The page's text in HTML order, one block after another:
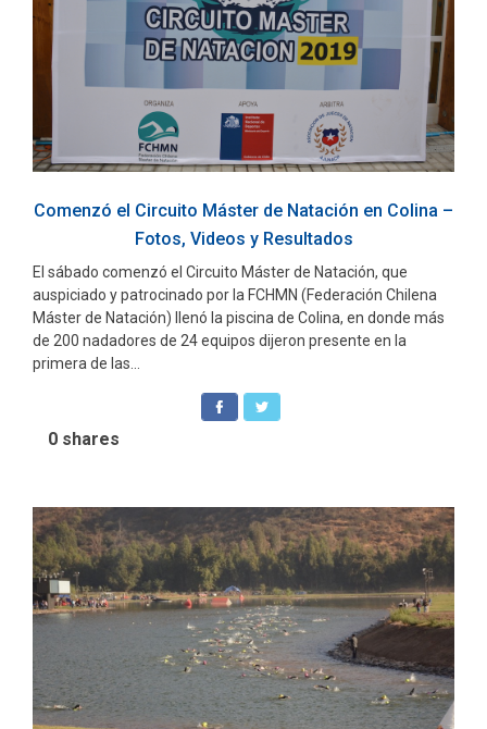
Comenzó el Circuito Máster de Natación en Colina –
Fotos, Videos y Resultados
El sábado comenzó el Circuito Máster de Natación, que
auspiciado y patrocinado por la FCHMN (Federación Chilena
Máster de Natación) llenó la piscina de Colina, en donde más
de 200 nadadores de 24 equipos dijeron presente en la
primera de las...
0 shares